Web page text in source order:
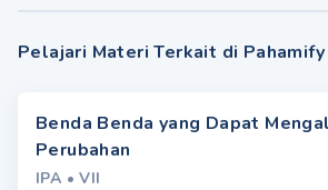
Pelajari Materi Terkait di Pahamify
Benda Benda yang Dapat
Perubahan
IPA •VII